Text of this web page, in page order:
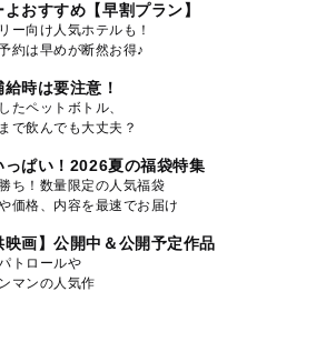
よおすすめ【早割プラン】
ー向け人気ホテルも！
約は早めが断然お得♪
時は要注意！
たペットボトル、
で飲んでも大丈夫？
っぱい！2026夏の福袋特集
ち！数量限定の人気福袋
価格、内容を最速でお届け
映画】公開中＆公開予定作品
トロールや
マンの人気作